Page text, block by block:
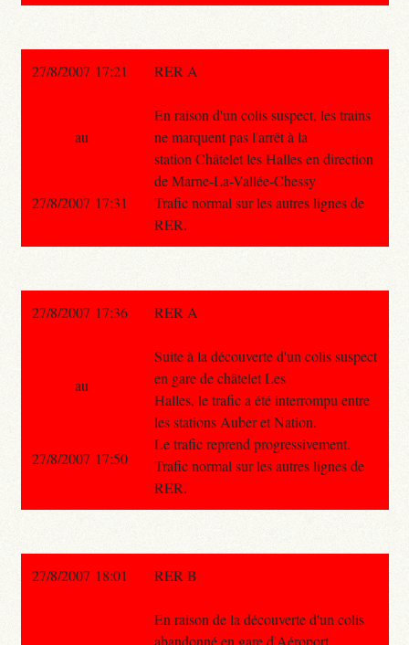
27/8/2007 17:21 RER A
En raison d'un colis suspect, les trains
ne marquent pas l'arrêt à la
station Châtelet les Halles en direction
de Marne-La-Vallée-Chessy
Trafic normal sur les autres lignes de
RER.
au
27/8/2007 17:31
27/8/2007 17:36 RER A
Suite à la découverte d'un colis suspect
en gare de châtelet Les
Halles, le trafic a été interrompu entre
les stations Auber et Nation.
Le trafic reprend progressivement.
Trafic normal sur les autres lignes de
RER.
au
27/8/2007 17:50
27/8/2007 18:01 RER B
En raison de la découverte d'un colis
abandonné en gare d'Aéroport